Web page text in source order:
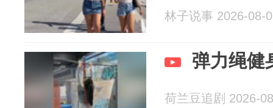
林子说事 2026-08-
弹力绳健
荷兰豆追剧 2026-